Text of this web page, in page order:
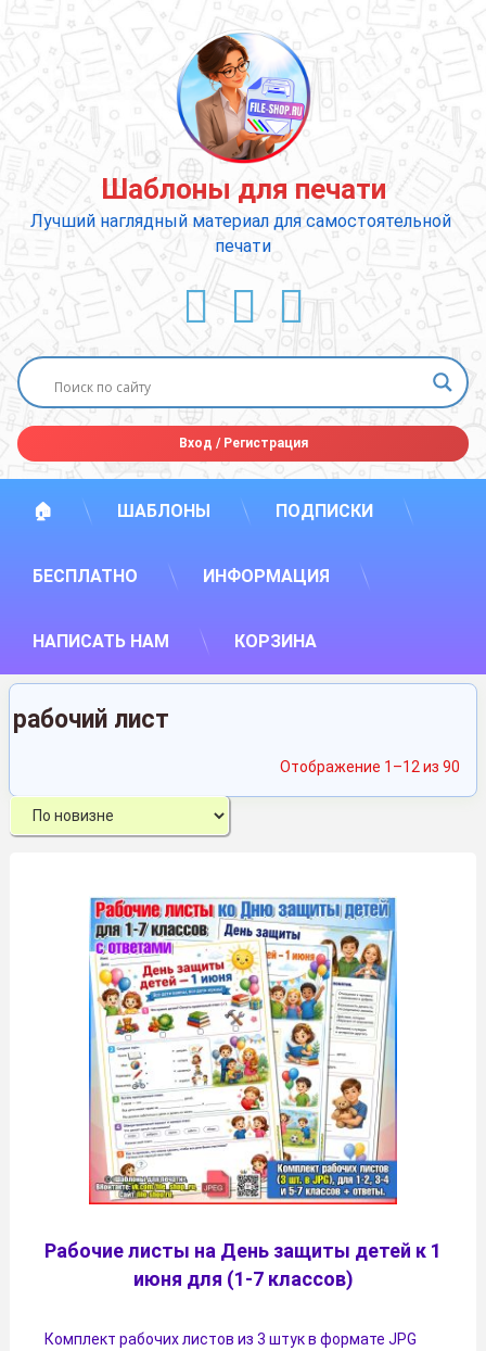
содержимому
Шаблоны для печати
Лучший наглядный материал для самостоятельной
печати
ВКонтакте
YouTube
E-mail
Вход /Регистрация
🏠 ШАБЛОНЫ ПОДПИСКИ
БЕСПЛАТНО ИНФОРМАЦИЯ
НАПИСАТЬ НАМ КОРЗИНА
рабочий лист
Отображение 1–12 из 90
Рабочие листы на День защиты детей к 1
июня для (1-7 классов)
Комплект рабочих листов из 3 штук в формате JPG